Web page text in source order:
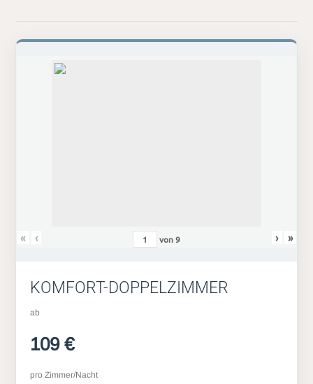
« ‹ von9 › »
KOMFORT-DOPPELZIMMER
ab
109 €
pro Zimmer/Nacht